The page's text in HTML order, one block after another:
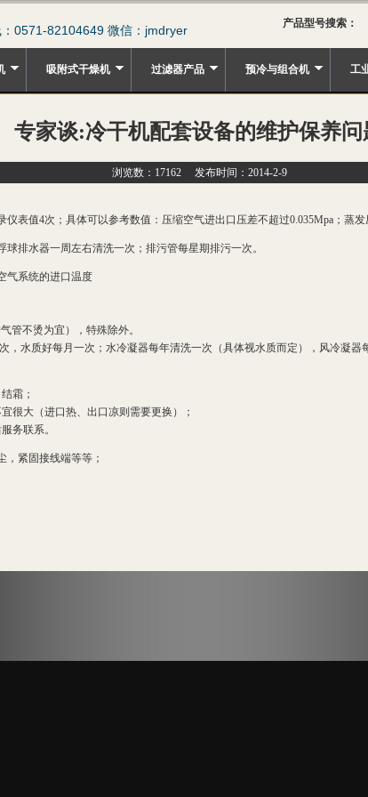
0571-82104649 微信：jmdryer 产品型号搜索：
吸附式干燥机 过滤器产品 预冷与组合机 工
专家谈:冷干机配套设备的维护保养问
浏览数：17162 发布时间：2014-2-9
表值4次；具体可以参考数值：压缩空气进出口压差不超过0.035Mpa；蒸发
排水器一周左右清洗一次；排污管每星期排污一次。
气系统的进口温度
管不烫为宜），特殊除外。
，水质好每月一次；水冷凝器每年清洗一次（具体视水质而定），风冷凝器
霜；
很大（进口热、出口凉则需要更换）；
务联系。
紧固接线端等等；